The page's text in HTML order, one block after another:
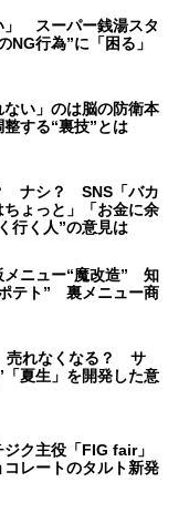
」 スーパー銭湯スタ
NG行為”に「困る」
い」のは脳の防衛本
する“裏技”とは
ナシ？ SNS「バカ
ょっと」「お金に余
行く人”の意見は
メニュー“魔改造” 知
テト” 裏メニュー商
売れなくなる？ サ
夏生」を開発した意
ジク主役「FIG fair」
レートのタルト新発